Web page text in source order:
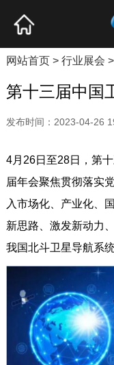
网站首页> 行业展会 >
第十三届中国
发布时间：2023-04-26
4月26日至28日，第
届年会聚焦贯彻落实
入市场化、产业化、
新思路、激发新动力
我国北斗卫星导航系